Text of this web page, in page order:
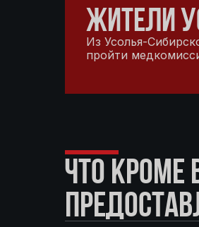
ЖИТЕЛИ
Из Усолья-
пройти
ЧТО